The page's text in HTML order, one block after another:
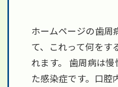
ホームページの歯周
て、これって何をす
れます。 歯周病は
た感染症です。口腔